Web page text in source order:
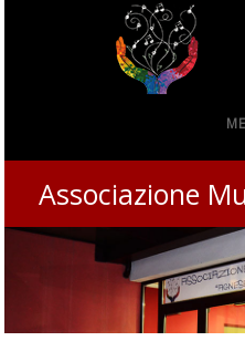
Associazione